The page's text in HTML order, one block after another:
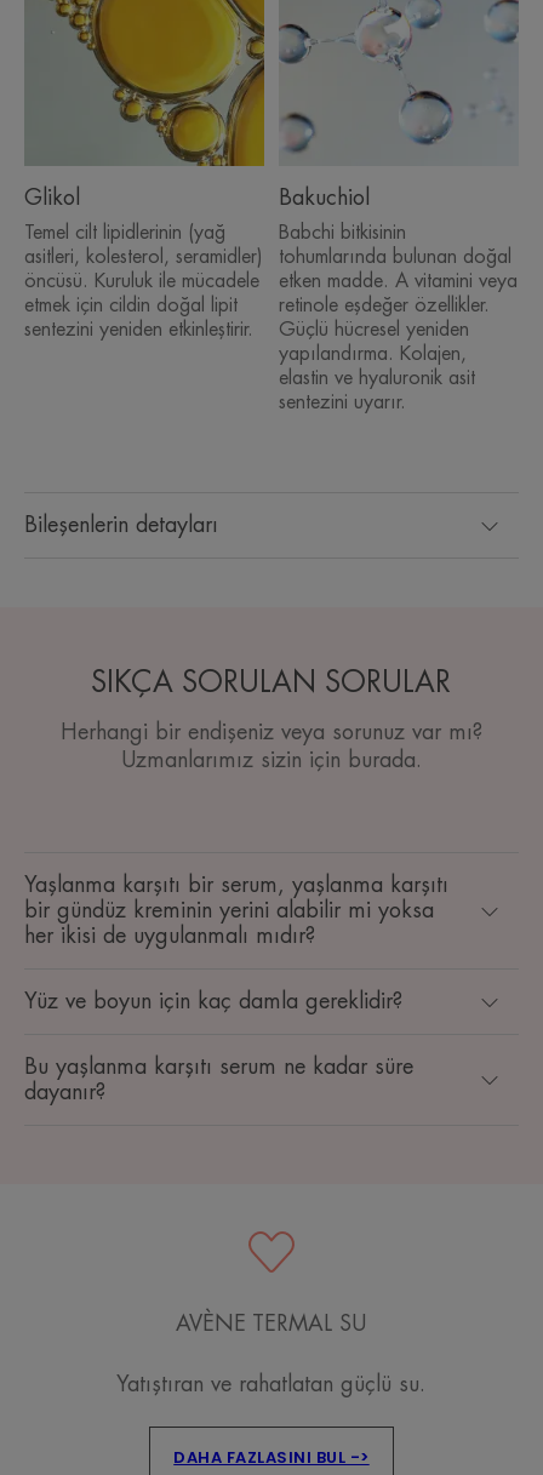
Bileşenlerin detayları
Glikol
Temel cilt lipidlerinin (yağ
asitleri, kolesterol, seramidler)
öncüsü. Kuruluk ile mücadele
etmek için cildin doğal lipit
sentezini yeniden etkinleştirir.
Bakuchiol
Babchi bitkisinin
tohumlarında bulunan doğal
etken madde. A vitamini veya
retinole eşdeğer özellikler.
Güçlü hücresel yeniden
yapılandırma. Kolajen,
elastin ve hyaluronik asit
sentezini uyarır.
SIKÇA SORULAN SORULAR
Herhangi bir endişeniz veya sorunuz var mı?
Uzmanlarımız sizin için burada.
Yaşlanma karşıtı bir serum, yaşlanma karşıtı
bir gündüz kreminin yerini alabilir mi yoksa
her ikisi de uygulanmalı mıdır?
Yüz ve boyun için kaç damla gereklidir?
Bu yaşlanma karşıtı serum ne kadar süre
dayanır?
AVÈNE TERMAL SU
Yatıştıran ve rahatlatan güçlü su.
DAHA FAZLASINI BUL ->